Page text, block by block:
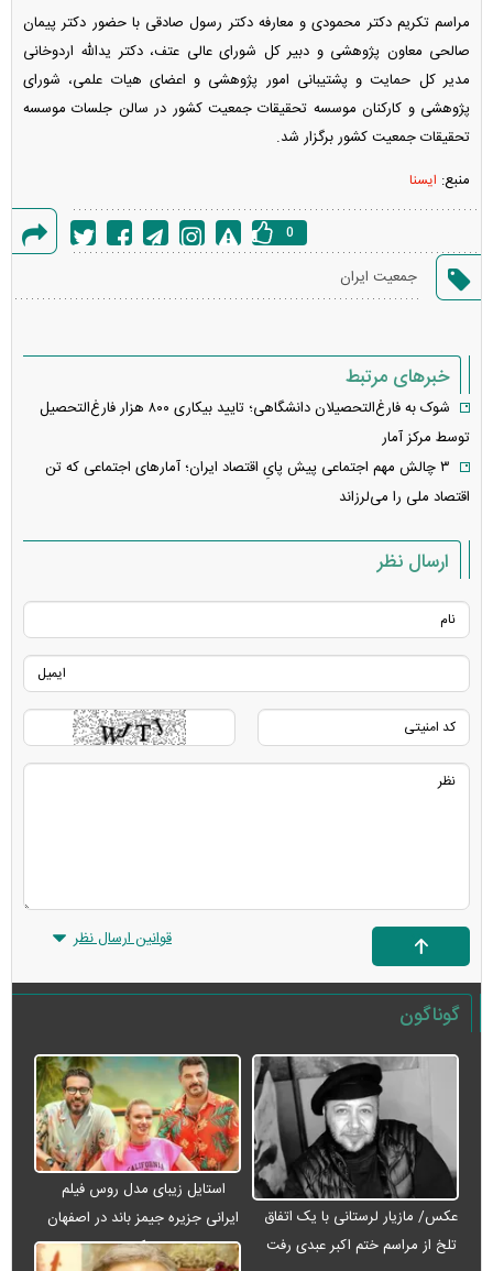
مراسم تکریم دکتر محمودی و معارفه دکتر رسول صادقی با حضور دکتر پیمان
صالحی معاون پژوهشی و دبیر کل شورای عالی عتف، دکتر یدالله اردوخانی
مدیر کل حمایت و پشتیبانی امور پژوهشی و اعضای هیات علمی، شورای
پژوهشی و کارکنان موسسه تحقیقات جمعیت کشور در سالن جلسات موسسه
تحقیقات جمعیت کشور برگزار شد.
منبع: ایسنا
خطا
0
جمعیت ایران
خبرهای مرتبط
شوک به فارغ‌التحصیلان دانشگاهی؛ تایید بیکاری ۸۰۰ هزار فارغ‌التحصیل
توسط مرکز آمار
۳ چالش مهم اجتماعی پیش پایِ اقتصاد ایران؛ آمار‌های اجتماعی که تن
اقتصاد ملی را می‌لرزاند
ارسال نظر
قوانین ارسال نظر
گوناگون
عکس/ مازیار لرستانی با یک اتفاق
تلخ از مراسم ختم اکبر عبدی رفت
استایل زیبای مدل روس فیلم
ایرانی جزیره جیمز باند در اصفهان
+ عکس